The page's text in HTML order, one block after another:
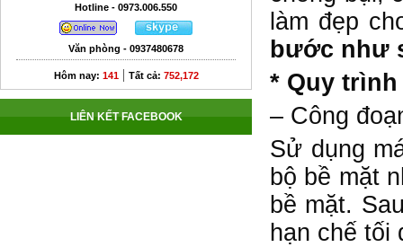
Hotline - 0973.006.550
Văn phòng - 0937480678
Hôm nay: 141| Tất cả: 752,172
LIÊN KẾT FACEBOOK
làm đẹp
bước như
* Quy
– Công
Sử dụng
bộ bề mặt
bề mặt.
hạn chế tối